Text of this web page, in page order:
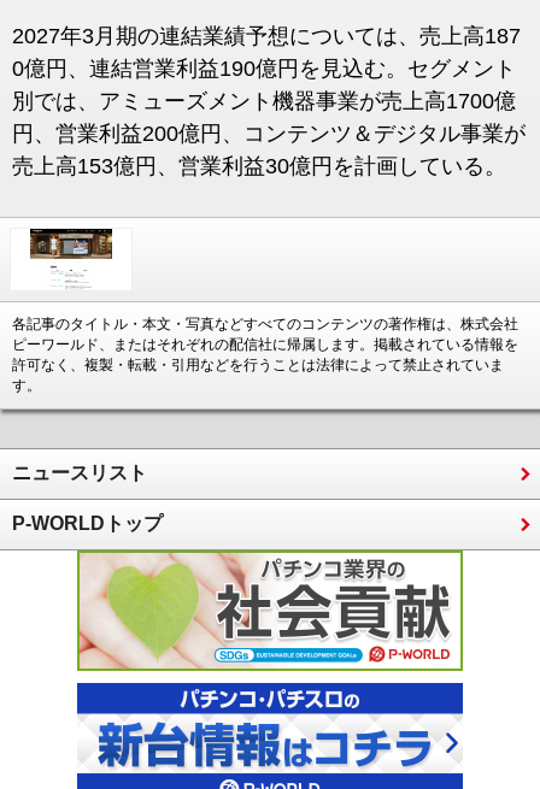
2027年3月期の連結業績予想については、売上高187
0億円、連結営業利益190億円を見込む。セグメント
別では、アミューズメント機器事業が売上高1700億
円、営業利益200億円、コンテンツ＆デジタル事業が
売上高153億円、営業利益30億円を計画している。
各記事のタイトル・本文・写真などすべてのコンテンツの著作権は、株式会社
ピーワールド、またはそれぞれの配信社に帰属します。掲載されている情報を
許可なく、複製・転載・引用などを行うことは法律によって禁止されていま
す。
ニュースリスト
P-WORLDトップ